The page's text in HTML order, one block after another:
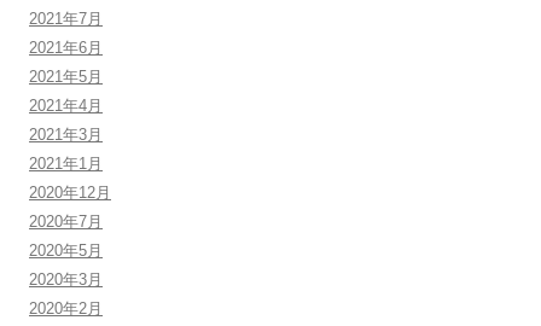
2021年7月
2021年6月
2021年5月
2021年4月
2021年3月
2021年1月
2020年12月
2020年7月
2020年5月
2020年3月
2020年2月